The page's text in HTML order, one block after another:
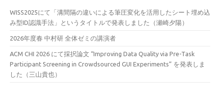
WISS2025にて「溝間隔の違いによる筆圧変化を活用したシート埋め込
み型ID認識手法」というタイトルで発表しました（瀬崎夕陽）
2026年度春 中村研 全体ゼミの講演者
ACM CHI 2026 にて採択論文 “Improving Data Quality via Pre-Task
Participant Screening in Crowdsourced GUI Experiments” を発表しま
した（三山貴也）